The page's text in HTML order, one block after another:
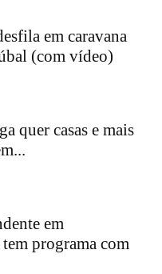
em caravana
(com vídeo)
quer casas e mais
em
programa com